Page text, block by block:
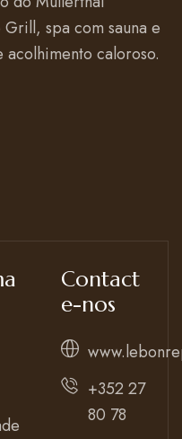
Grill, spa com sauna e
acolhimento caloroso.
Contact
e-nos
+352 27
80 78